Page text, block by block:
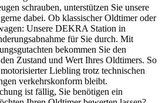
schrauben, unterstützen Sie unsere
dabei. Ob klassischer Oldtimer oder
Unsere DEKRA Station in
für Sie durch. Mit
bekommen Sie den
Zustand und Wert Ihres Oldtimers. So
Liebling trotz technischen
verkehrskonform bleibt.
ist fällig, Sie benötigen ein